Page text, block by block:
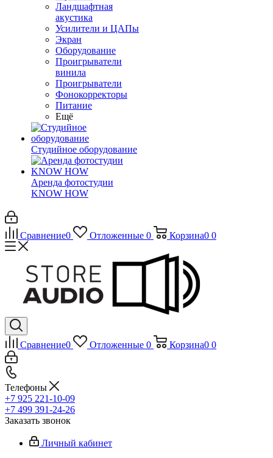
Ландшафтная
акустика
Усилители и ЦАПы
Экран
Оборудование
Проигрыватели
винила
Проигрыватели
Фонокорректоры
Питание
Ещё
Студийное оборудование
Аренда фотостудии
KNOW HOW
Сравнение0 Отложенные 0 Корзина0 0
Сравнение0 Отложенные 0 Корзина0 0
Телефоны
+7 925 221-10-09
+7 499 391-24-26
Заказать звонок
Личный кабинет